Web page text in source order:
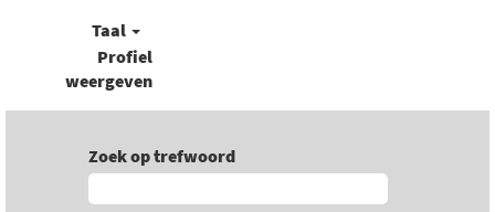
Taal
Profiel
weergeven
Zoek op trefwoord